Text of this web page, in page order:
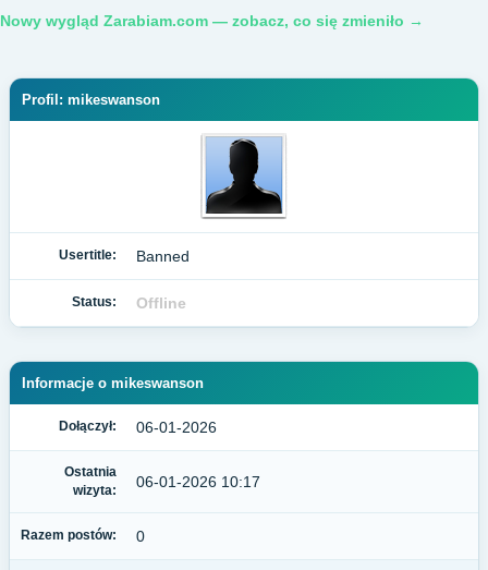
Nowy wygląd Zarabiam.com — zobacz, co się zmieniło →
Profil: mikeswanson
Usertitle: Banned
Status: Offline
Informacje o mikeswanson
Dołączył: 06-01-2026
Ostatnia
wizyta:
06-01-2026 10:17
Razem postów: 0